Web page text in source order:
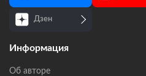
Дзен
Информация
Об авторе